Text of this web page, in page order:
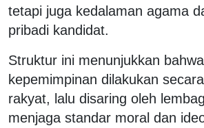
tetapi juga kedalaman agama
pribadi kandidat.
Struktur ini menunjukkan
kepemimpinan dilakukan
rakyat, lalu disaring oleh
menjaga standar moral dan